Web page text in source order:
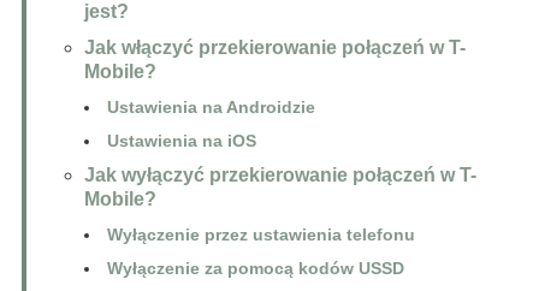
jest?
Jak włączyć przekierowanie połączeń w T-
Mobile?
Ustawienia na Androidzie
Ustawienia na iOS
Jak wyłączyć przekierowanie połączeń w T-
Mobile?
Wyłączenie przez ustawienia telefonu
Wyłączenie za pomocą kodów USSD